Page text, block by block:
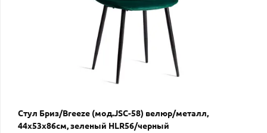
Стул Бриз/Breeze (мод.JSC-58) велюр/металл,
44х53х86см, зеленый HLR56/черный